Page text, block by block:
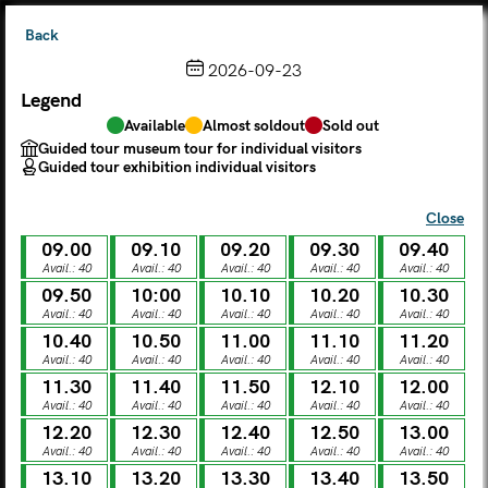
Choose from the calendar
The ticket grants access to Palazzo Te, the MACA Museum
and the Leon Battista Alberti Temple
AUGUST
Legend
Available Almost soldout
Sold out
Guided tour museum tour for individual visitors
Guided tour exhibition individual visitors
M W T F S
MON
27
TUE
28
WED
29
THU
30
FRI
31 01
SUN
02
Back
2026-09-23
Legend
Available Almost soldout
Sold out
Guided tour museum tour for individual visitors
Guided tour exhibition individual visitors
Close
09.00
Avail.: 40
09.10
Avail.: 40
09.20
Avail.: 40
09.30
Avail.: 40
09.40
Avail.: 40
09.50
Avail.: 40
10:00
Avail.: 40
10.10
Avail.: 40
10.20
Avail.: 40
10.30
Avail.: 40
10.40
Avail.: 40
10.50
Avail.: 40
11.00
Avail.: 40
11.10
Avail.: 40
11.20
Avail.: 40
11.30
Avail.: 40
11.40
Avail.: 40
11.50
Avail.: 40
12.10
Avail.: 40
12.00
Avail.: 40
12.20
Avail.: 40
12.30
Avail.: 40
12.40
Avail.: 40
12.50
Avail.: 40
13.00
Avail.: 40
13.10 13.20 13.30 13.40 13.50